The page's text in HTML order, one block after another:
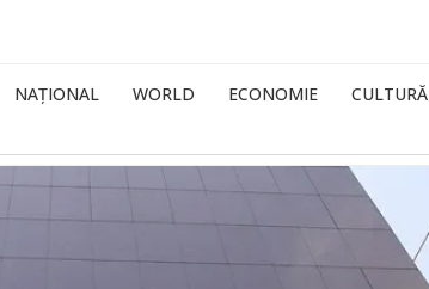
NAȚIONAL WORLD ECONOMIE CULTURĂ